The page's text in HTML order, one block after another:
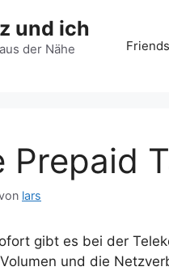
und ich
der Nähe
Friends
Prepaid
lars
gibt es bei der
und die